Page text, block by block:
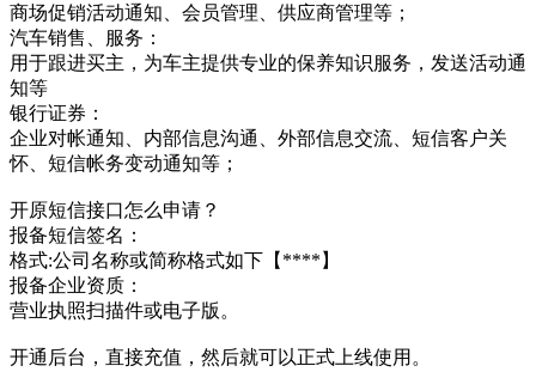
商场促销活动通知、会员管理、供应商管理等；
汽车销售、服务：
用于跟进买主，为车主提供专业的保养知识服务，发送活动通
知等
银行证券：
企业对帐通知、内部信息沟通、外部信息交流、短信客户关
怀、短信帐务变动通知等；
开原短信接口怎么申请？
报备短信签名：
格式:公司名称或简称格式如下【****】
报备企业资质：
营业执照扫描件或电子版。
开通后台，直接充值，然后就可以正式上线使用。